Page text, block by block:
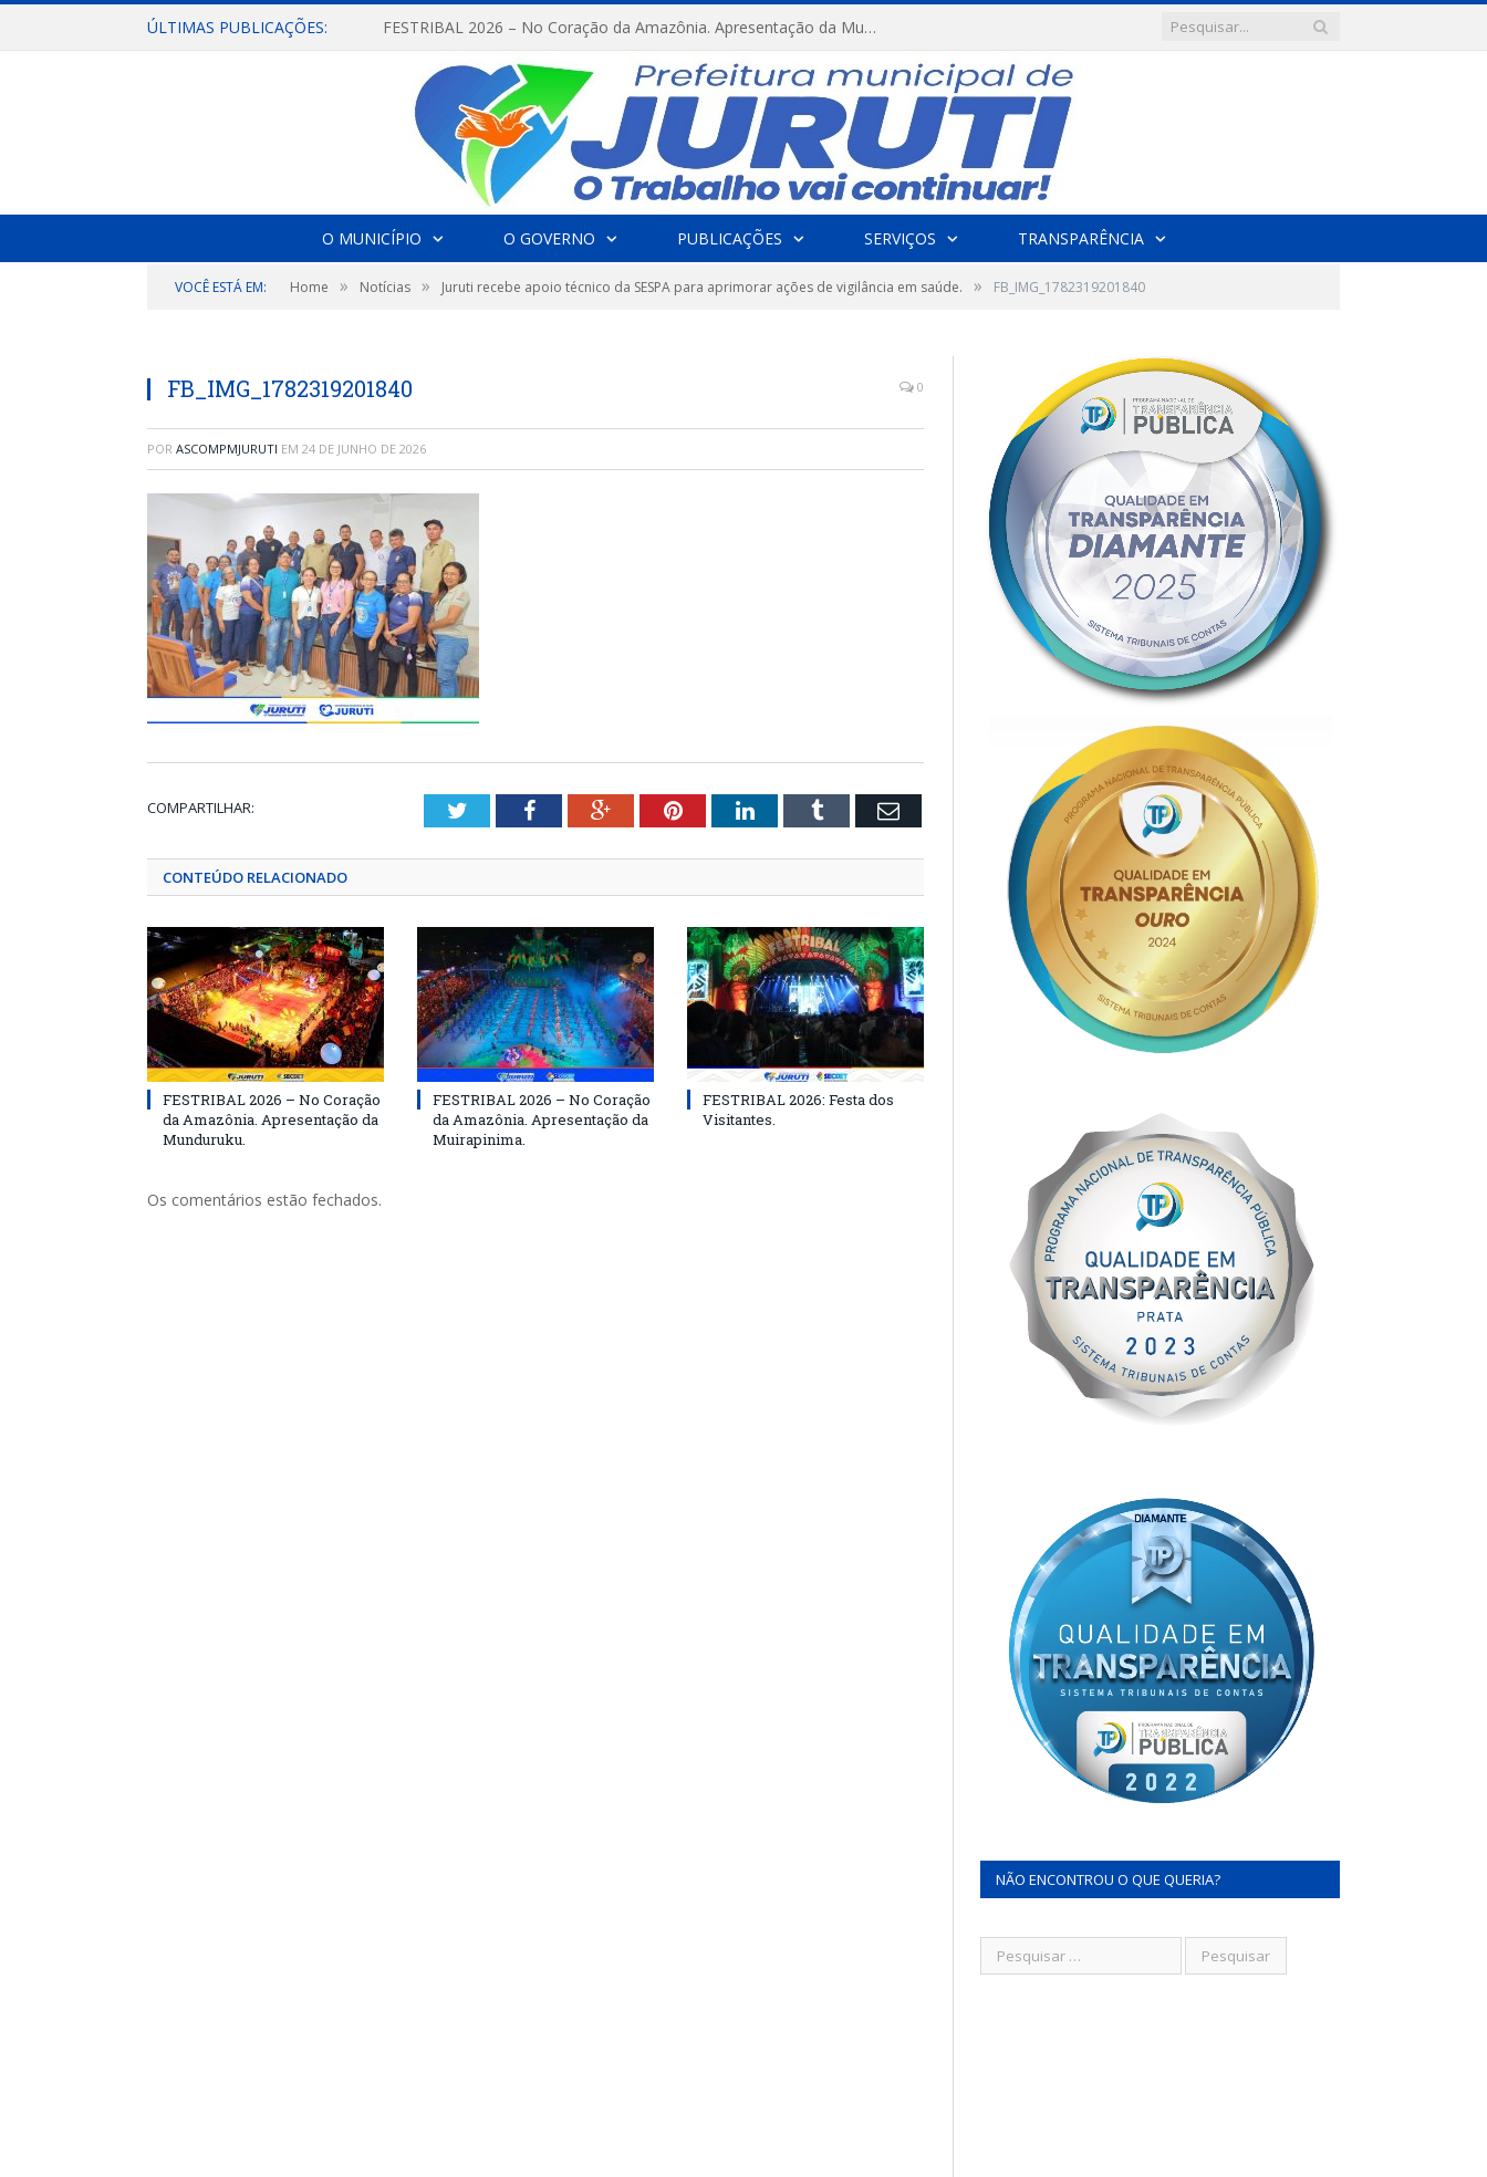
ÚLTIMAS PUBLICAÇÕES: FESTRIBAL 2026 – No Coração da Amazônia. Apresentação da Munduruku.
O MUNICÍPIO O GOVERNO PUBLICAÇÕES SERVIÇOS TRANSPARÊNCIA
VOCÊ ESTÁ EM: Home » Notícias » Juruti recebe apoio técnico da SESPA para aprimorar ações de vigilância em saúde. » FB_IMG_1782319201840
FB_IMG_1782319201840 0
POR ASCOMPMJURUTI EM 24 DE JUNHO DE 2026
COMPARTILHAR: TwitterFacebookGoogle+PinterestLinkedInTumblr Email
CONTEÚDO RELACIONADO
FESTRIBAL 2026 – No Coração
da Amazônia. Apresentação da
Munduruku.
FESTRIBAL 2026 – No Coração
da Amazônia. Apresentação da
Muirapinima.
FESTRIBAL 2026: Festa dos
Visitantes.
Os comentários estão fechados.
NÃO ENCONTROU O QUE QUERIA?